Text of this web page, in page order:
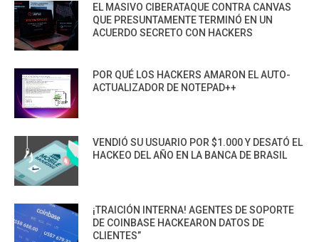
EL MASIVO CIBERATAQUE CONTRA CANVAS
QUE PRESUNTAMENTE TERMINÓ EN UN
ACUERDO SECRETO CON HACKERS
POR QUÉ LOS HACKERS AMARON EL AUTO-
ACTUALIZADOR DE NOTEPAD++
VENDIÓ SU USUARIO POR $1.000 Y DESATÓ EL
HACKEO DEL AÑO EN LA BANCA DE BRASIL
¡TRAICIÓN INTERNA! AGENTES DE SOPORTE
DE COINBASE HACKEARON DATOS DE
CLIENTES”